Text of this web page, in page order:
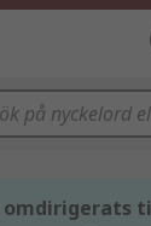
omdirigerats